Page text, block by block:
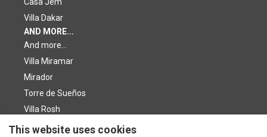
Villa Dakar
AND MORE...
And more...
Villa Miramar
Mirador
Torre de Sueños
Villa Rosh
Villa Miramonte
This website uses cookies